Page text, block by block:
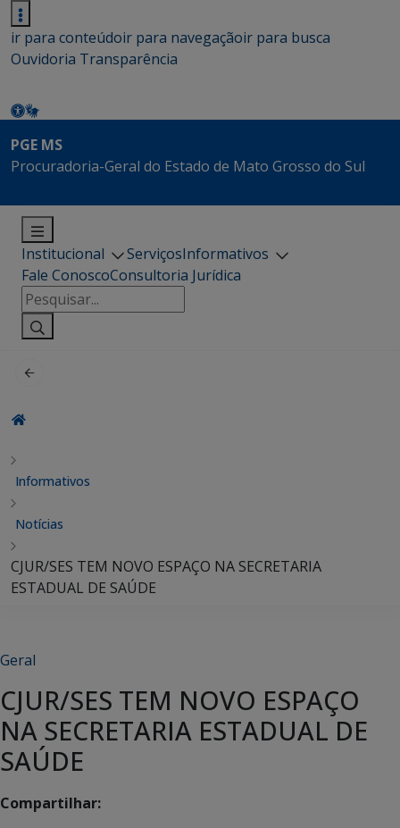
ir para conteúdoir para navegaçãoir para busca
Ouvidoria Transparência
PGE MS
Procuradoria-Geral do Estado de Mato Grosso do Sul
Institucional ServiçosInformativos
Fale ConoscoConsultoria Jurídica
Pesquisar
por:
Informativos
Notícias
CJUR/SES TEM NOVO ESPAÇO NA SECRETARIA
ESTADUAL DE SAÚDE
Geral
CJUR/SES TEM NOVO ESPAÇO
NA SECRETARIA ESTADUAL DE
SAÚDE
Compartilhar: